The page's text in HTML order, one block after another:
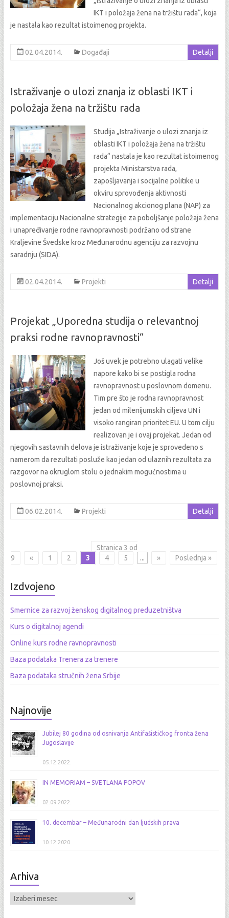
IKT i položaja žena na tržištu rada“, koja
je nastala kao rezultat istoimenog projekta.
02.04.2014. Događaji Detalji
Istraživanje o ulozi znanja iz oblasti IKT i
položaja žena na tržištu rada
Studija „Istraživanje o ulozi znanja iz
oblasti IKT i položaja žena na tržištu
rada“ nastala je kao rezultat istoimenog
projekta Ministarstva rada,
zapošljavanja i socijalne politike u
okviru sprovođenja aktivnosti
Nacionalnog akcionog plana (NAP) za
implementaciju Nacionalne strategije za poboljšanje položaja žena
i unapređivanje rodne ravnopravnosti podržano od strane
Kraljevine Švedske kroz Međunarodnu agenciju za razvojnu
saradnju (SIDA).
02.04.2014. Projekti Detalji
Projekat „Uporedna studija o relevantnoj
praksi rodne ravnopravnosti“
Još uvek je potrebno ulagati velike
napore kako bi se postigla rodna
ravnopravnost u poslovnom domenu.
Tim pre što je rodna ravnopravnost
jedan od milenijumskih ciljeva UN i
visoko rangiran prioritet EU. U tom cilju
realizovan je i ovaj projekat. Jedan od
njegovih sastavnih delova je istraživanje koje je sprovedeno s
namerom da rezultati posluže kao jedan od ulaznih rezultata za
razgovor na okruglom stolu o jednakim mogućnostima u
poslovnoj praksi.
06.02.2014. Projekti Detalji
Stranica 3 od
9
« 1 2 3 4 5 ... » Poslednja »
Izdvojeno
Smernice za razvoj ženskog digitalnog preduzetništva
Kurs o digitalnoj agendi
Online kurs rodne ravnopravnosti
Baza podataka Trenera za trenere
Baza podataka stručnih žena Srbije
Najnovije
Jubilej 80 godina od osnivanja Antifašističkog fronta žena
Jugoslavije
05.12.2022.
IN MEMORIAM – SVETLANA POPOV
02.09.2022.
10. decembar – Međunarodni dan ljudskih prava
10.12.2020.
Arhiva